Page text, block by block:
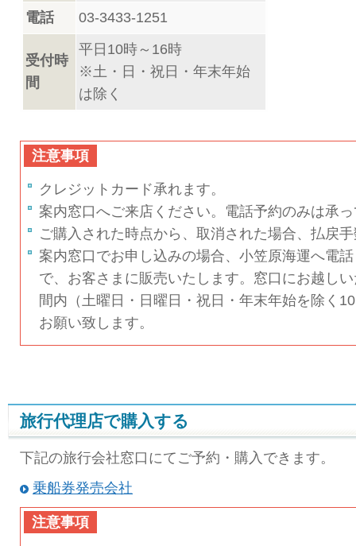
電話
03-3433-1251
受付時
間
平日10時～16時
※土・日・祝日・年末年始
は除く
注意事項
クレジットカード承れます。
案内窓口へご来店ください。電話予約のみは承
ご購入された時点から、取消された場合、払戻
案内窓口でお申し込みの場合、小笠原海運へ電
で、お客さまに販売いたします。窓口にお越し
間内（土曜日・日曜日・祝日・年末年始を除く
お願い致します。
旅行代理店で購入する
下記の旅行会社窓口にてご予約・購入できます。
乗船券発売会社
注意事項